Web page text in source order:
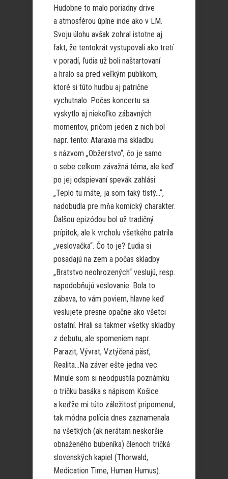
Hudobne to malo poriadny drive
a atmosférou úplne inde ako v LM.
Svoju úlohu avšak zohral istotne aj
fakt, že tentokrát vystupovali ako tretí
v poradí, ľudia už boli naštartovaní
a hralo sa pred veľkým publikom,
ktoré si túto hudbu aj patrične
vychutnalo. Počas koncertu sa
vyskytlo aj niekoľko zábavných
momentov, pričom jeden z nich bol
napr. tento: Ataraxia ma skladbu
s názvom „Obžerstvo“, čo je samo
o sebe celkom závažná téma, ale keď
po jej odspievaní spevák zahlási:
„Teplo tu máte, ja som taký tlstý…“,
nadobudla pre mňa komický charakter.
Ďalšou epizódou bol už tradičný
prípitok, ale k vrcholu všetkého patrila
„veslovačka“. Čo to je? Ľudia si
posadajú na zem a počas skladby
„Bratstvo neohrozených“ veslujú, resp.
napodobňujú veslovanie. Bola to
zábava, to vám poviem, hlavne keď
veslujete presne opačne ako všetci
ostatní. Hrali sa takmer všetky skladby
z debutu, ale spomeniem napr.
Parazit, Vývrat, Vztýčená päsť,
Realita…Na záver ešte jedna vec.
Minule som si neodpustila poznámku
o tričku basáka s nápisom Košice
a keďže mi túto záležitosť pripomenul,
tak módna polícia dnes zaznamenala
na všetkých (ak nerátam neskoršie
obnaženého bubeníka) členoch tričká
slovenských kapiel (Thorwald,
Medication Time, Human Humus).